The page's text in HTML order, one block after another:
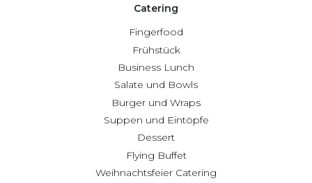
Catering
Fingerfood
Frühstück
Business Lunch
Salate und Bowls
Burger und Wraps
Suppen und Eintöpfe
Dessert
Flying Buffet
Weihnachtsfeier Catering